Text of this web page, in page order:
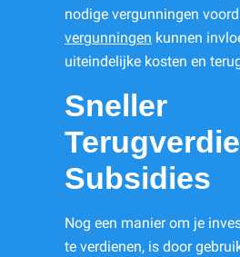
nodige vergunningen
vergunningen kunnen
uiteindelijke kosten en
Sneller
Subsidies
Nog een manier om je
te verdienen, is door